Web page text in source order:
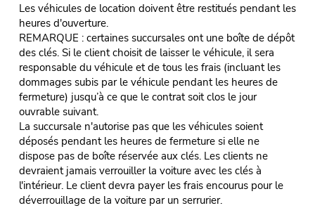
Les véhicules de location doivent être restitués pendant les
heures d'ouverture.
REMARQUE : certaines succursales ont une boîte de dépôt
des clés. Si le client choisit de laisser le véhicule, il sera
responsable du véhicule et de tous les frais (incluant les
dommages subis par le véhicule pendant les heures de
fermeture) jusqu’à ce que le contrat soit clos le jour
ouvrable suivant.
La succursale n'autorise pas que les véhicules soient
déposés pendant les heures de fermeture si elle ne
dispose pas de boîte réservée aux clés. Les clients ne
devraient jamais verrouiller la voiture avec les clés à
l'intérieur. Le client devra payer les frais encourus pour le
déverrouillage de la voiture par un serrurier.